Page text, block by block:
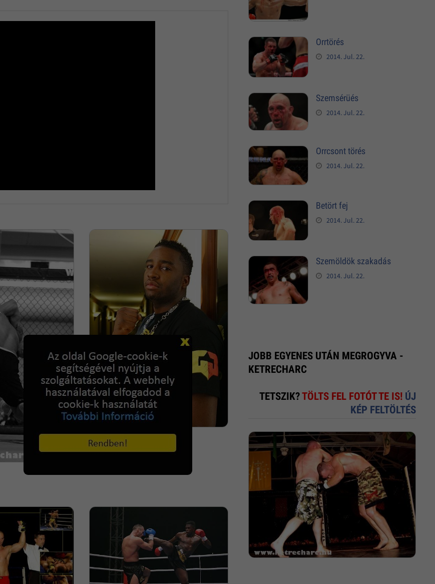
Zimmerman polóban
Orrtörés
2014. Jul. 22.
Szemsérüés
2014. Jul. 22.
Orrcsont törés
2014. Jul. 22.
Betört fej
2014. Jul. 22.
Szemöldök szakadás
2014. Jul. 22.
JOBB EGYENES UTÁN MEGROGYVA -
KETRECHARC
TETSZIK?TÖLTS FEL FOTÓT TE IS! ÚJ
KÉP FELTÖLTÉS